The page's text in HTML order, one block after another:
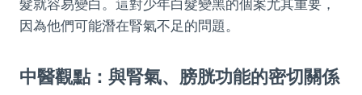
髮就容易變白。這對少年白髮變黑的個案尤其重要，
因為他們可能潛在腎氣不足的問題。
中醫觀點：與腎氣、膀胱功能的密切關係